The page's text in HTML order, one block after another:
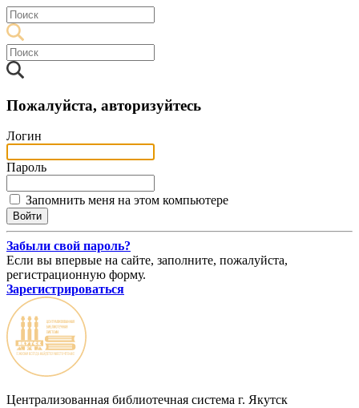
Пожалуйста, авторизуйтесь
Логин
Пароль
Запомнить меня на этом компьютере
Забыли свой пароль?
Если вы впервые на сайте, заполните, пожалуйста,
регистрационную форму.
Зарегистрироваться
Централизованная библиотечная система г. Якутск